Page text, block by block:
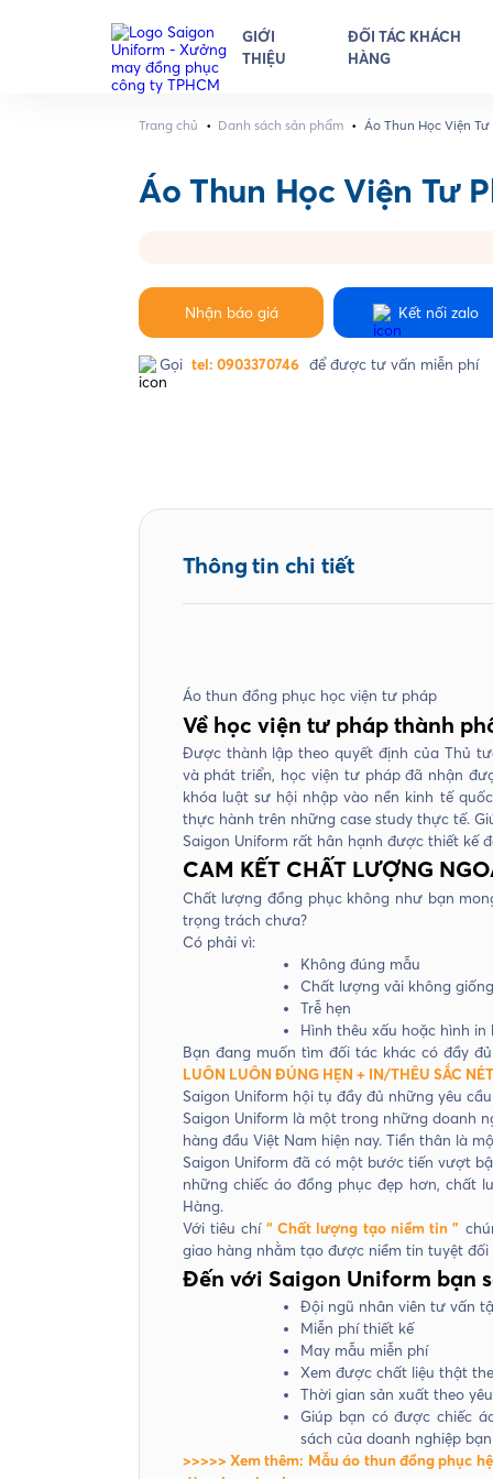
GIỚI
THIỆU
ĐỐI TÁC KHÁCH
HÀNG
Trang chủ • Danh sách sản phẩm • Áo Thun Học Viện Tư
Áo Thun Học Viện Tư
Nhận báo giá Kết nối zalo
Gọi tel: 0903370746 để được tư vấn miễn phí
Thông tin chi tiết
Áo thun đồng phục học viện tư pháp
Về học viện tư pháp thành
Được thành lập theo quyết định của Thủ
và phát triển, học viện tư pháp đã nhận
khóa luật sư hội nhập vào nền kinh tế
thực hành trên những case study thực tế.
Saigon Uniform rất hân hạnh được thiết kế
CAM KẾT CHẤT LƯỢNG
Chất lượng đồng phục không như bạn
trọng trách chưa?
Có phải vì:
Không đúng mẫu
Chất lượng vải không
Trễ hẹn
Hình thêu xấu hoặc hình in
Bạn đang muốn tìm đối tác khác có đầy
LUÔN LUÔN ĐÚNG HẸN + IN/THÊU SẮC NÉT
Saigon Uniform hội tụ đầy đủ những yêu
Saigon Uniform là một trong những doanh
hàng đầu Việt Nam hiện nay. Tiền thân là
Saigon Uniform đã có một bước tiến vượt
những chiếc áo đồng phục đẹp hơn, chất
Hàng.
Với tiêu chí“ Chất lượng tạo niềm tin ”
giao hàng nhằm tạo được niềm tin tuyệt đối
Đến với Saigon Uniform bạn
Đội ngũ nhân viên tư vấn
Miễn phí thiết kế
May mẫu miễn phí
Xem được chất liệu thật
Thời gian sản xuất theo
Giúp bạn có được chiếc
sách của doanh nghiệp bạn
>>>>> Xem thêm: Mẫu áo thun đồng phục